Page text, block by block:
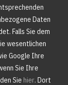
Daten
Falls Sie dem
wesentlichen
Google Ihre
Sie Ihre
Sie hier. Dort